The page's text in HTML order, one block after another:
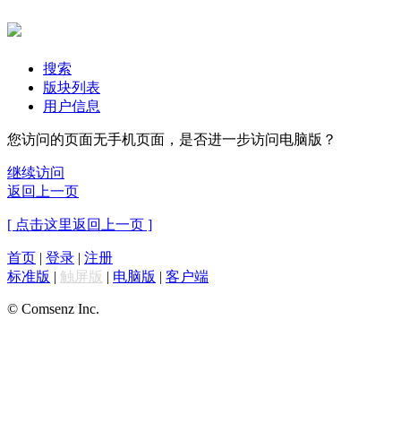
搜索
版块列表
用户信息
您访问的页面无手机页面，是否进一步访问电脑版？
继续访问
返回上一页
[ 点击这里返回上一页 ]
首页 | 登录 | 注册
标准版 | 触屏版 | 电脑版 | 客户端
© Comsenz Inc.